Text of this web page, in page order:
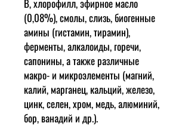
B, хлорофилл, эфирное масло
(0,08%), смолы, слизь, биогенные
амины (гистамин, тирамин),
ферменты, алкалоиды, горечи,
сапонины, а также различные
макро- и микроэлементы (магний,
калий, марганец, кальций, железо,
цинк, селен, хром, медь, алюминий,
бор, ванадий и др.).